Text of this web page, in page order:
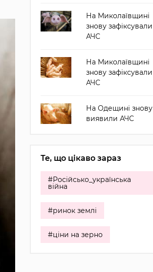
На Миколаївщині
знову зафіксували
АЧС
На Миколаївщині
знову зафіксували
АЧС
На Одещині знову
виявили АЧС
Те, що цікаво зараз
#Російсько_українська
війна
#ринок землі
#ціни на зерно